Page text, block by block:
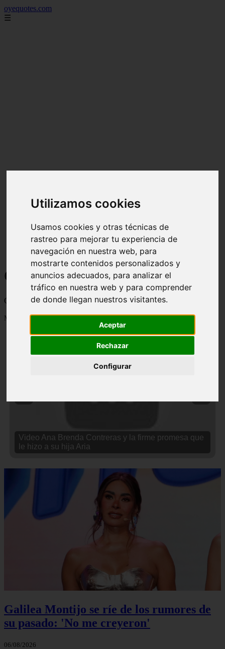
Utilizamos cookies
Usamos cookies y otras técnicas de
rastreo para mejorar tu experiencia de
navegación en nuestra web, para
mostrarte contenidos personalizados y
anuncios adecuados, para analizar el
tráfico en nuestra web y para comprender
de donde llegan nuestros visitantes.
Aceptar
Rechazar
Configurar
oyequotes.com
☰
Curiosidades y Sabias que
Cosas curiosas, curiosidades, noticias impactantes y mucho mas
Mostrando 1 - 24 de 2834 artículos
Video Ana Brenda Contreras y la firme promesa que
le hizo a su hija Aria
Galilea Montijo se ríe de los rumores de
su pasado: 'No me creyeron'
06/08/2026